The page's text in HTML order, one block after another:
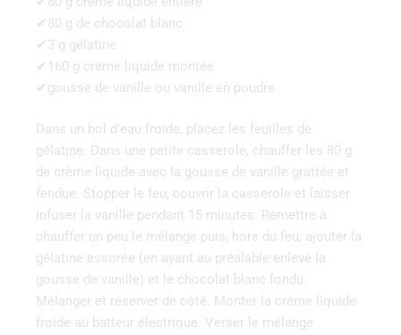
✔80 g de chocolat blanc
✔3 g gélatine
✔160 g crème liquide montée
✔gousse de vanille ou vanille en poudre
Dans un bol d’eau froide, placez les feuilles de
gélatine. Dans une petite casserole, chauffer les 80 g
de crème liquide avec la gousse de vanille grattée et
fendue. Stopper le feu, couvrir la casserole et laisser
infuser la vanille pendant 15 minutes. Remettre à
chauffer un peu le mélange puis, hors du feu, ajouter la
gélatine essorée (en ayant au préalable enlevé la
gousse de vanille) et le chocolat blanc fondu.
Mélanger et réserver de côté. Monter la crème liquide
froide au batteur électrique. Verser le mélange